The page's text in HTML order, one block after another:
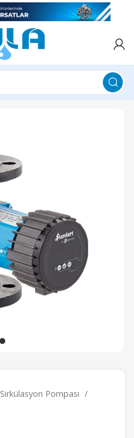
Sirkülasyon Pompası